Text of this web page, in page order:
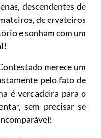
descendentes de
de ervateiros
e sonham com um
merece um
pelo fato de
é verdadeira para o
sem precisar se